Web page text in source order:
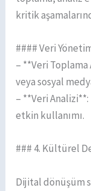
kritik
#### Veri
– **Veri
veya sosyal
– **Veri
etkin kullanımı.
### 4. Kültürel
Dijital dönüşüm